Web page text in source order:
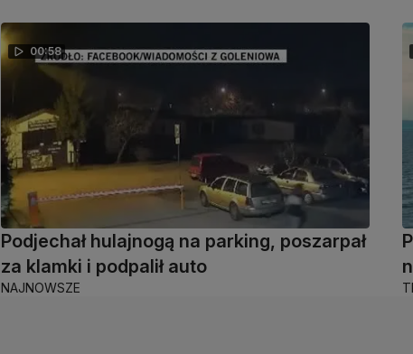
00:58
Podjechał hulajnogą na parking, poszarpał
za klamki i podpalił auto
NAJNOWSZE